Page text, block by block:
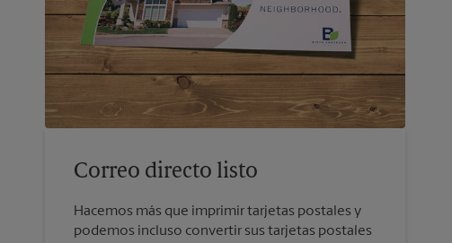
Correo directo listo
Hacemos más que imprimir tarjetas postales y
podemos incluso convertir sus tarjetas postales